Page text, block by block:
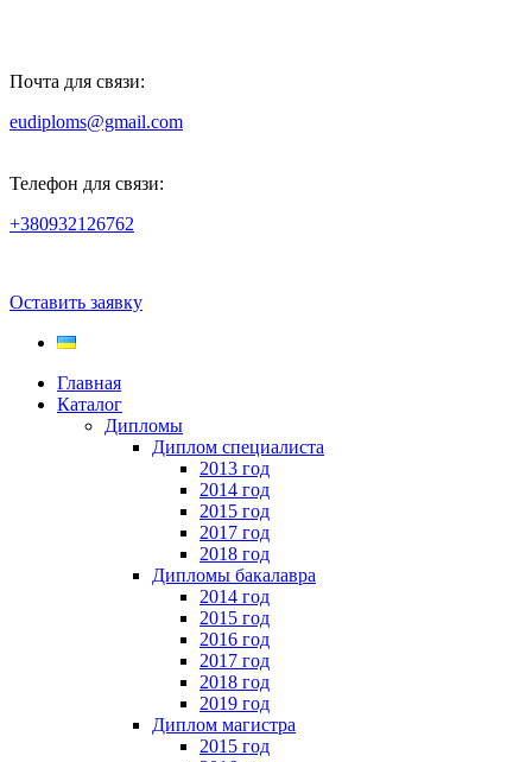
Почта для связи:
eudiploms@gmail.com
Телефон для связи:
+380932126762
Оставить заявку
Главная
Каталог
Дипломы
Диплом специалиста
2013 год
2014 год
2015 год
2017 год
2018 год
Дипломы бакалавра
2014 год
2015 год
2016 год
2017 год
2018 год
2019 год
Диплом магистра
2015 год